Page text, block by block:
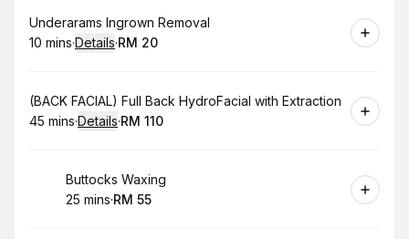
Book
Underarams Ingrown Removal
.Duration:
10 mins·Details·
.Price
RM 20
Book
(BACK FACIAL) Full Back HydroFacial with Extraction
.Duration:
45 mins·Details·
.Price
RM 110
Book
Buttocks Waxing
.Duration
25 mins·
.Price
RM 55